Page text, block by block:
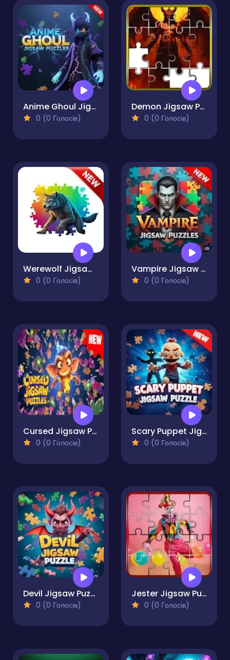
Anime Ghoul Jigsaw Puzzles
0 (0 Голосів)
Demon Jigsaw Puzzle
0 (0 Голосів)
Werewolf Jigsaw Puzzles
0 (0 Голосів)
Vampire Jigsaw Puzzles
0 (0 Голосів)
Cursed Jigsaw Puzzles
0 (0 Голосів)
Scary Puppet Jigsaw Puzzle
0 (0 Голосів)
Devil Jigsaw Puzzle
0 (0 Голосів)
Jester Jigsaw Puzzle
0 (0 Голосів)